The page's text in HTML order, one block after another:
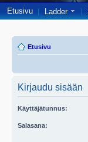
Etusivu Ladder
Etusivu
Kirjaudu sisään
Käyttäjätunnus:
Salasana: